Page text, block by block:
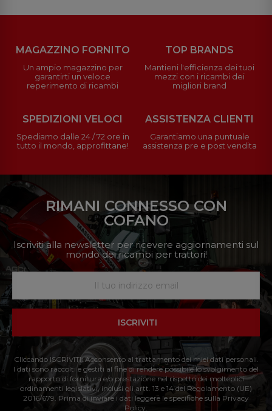
MAGAZZINO FORNITO
Un ampio magazzino per
garantirti un veloce
reperimento di ricambi
TOP BRANDS
Mantieni l'efficienza dei tuoi
mezzi con i ricambi dei
migliori brand
SPEDIZIONI VELOCI
Spediamo dalle 24 / 72 ore in
tutto il mondo, approfittane!
ASSISTENZA CLIENTI
Garantiamo una puntuale
assistenza pre e post vendita
RIMANI CONNESSO CON
COFANO
Iscriviti alla newsletter per ricevere aggiornamenti sul
mondo dei ricambi per trattori!
ISCRIVITI
Cliccando ISCRIVITI: Acconsento al trattamento dei miei dati personali.
I dati sono raccolti e gestiti al fine di rendere possibile lo svolgimento del
rapporto di fornitura e/o prestazione nel rispetto dei molteplici
ordinamenti legislativi, inclusi gli artt. 13 e 14 del Regolamento (UE)
2016/679. Prima di inviare i dati leggere le specifiche sulla Privacy
Policy.